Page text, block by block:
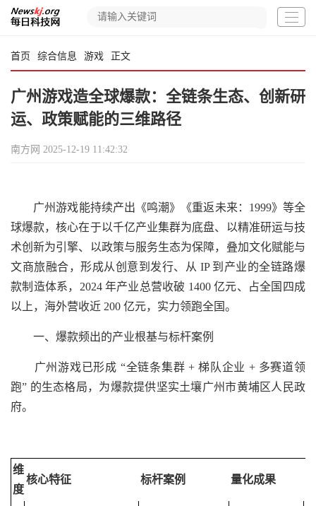
首页 综合信息 游戏 正文
广州游戏造全球爆款：全链条生态、创新研
运、政策赋能的三维路径
南方网 2025-12-19 11:42:32
广州游戏能持续产出《鸣潮》《重返未来：1999》等全
球爆款，核心在于以千亿产业集群为底盘、以精准研运与技
术创新为引擎、以政策与服务生态为保障，叠加文化赋能与
文商旅融合，形成从创意到发行、从 IP 到产业的全链路爆
款制造体系，2024 年产业总营收破 1400 亿元、占全国四成
以上，海外营收近 200 亿元，实力领跑全国。
一、爆款频出的产业根基与标杆案例
广州游戏已形成 “全链条集群 + 梯队企业 + 多赛道领
跑” 的生态格局，为爆款提供坚实土壤广州市黄埔区人民政
府。
维
度
核心特征 标杆案例 量化成果